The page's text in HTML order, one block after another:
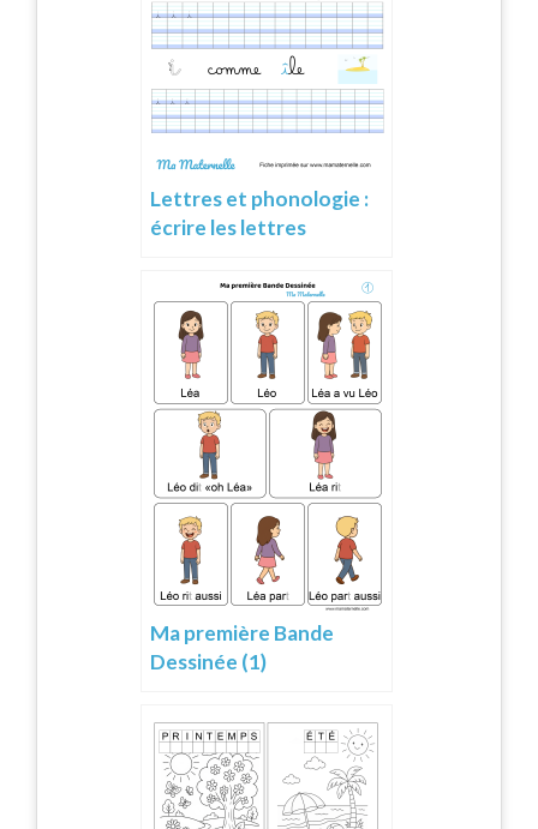
Lettres et phonologie :
écrire les lettres
Ma première Bande
Dessinée (1)